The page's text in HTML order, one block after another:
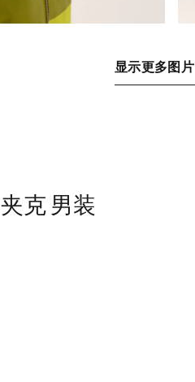
显示更多图片
克 男装